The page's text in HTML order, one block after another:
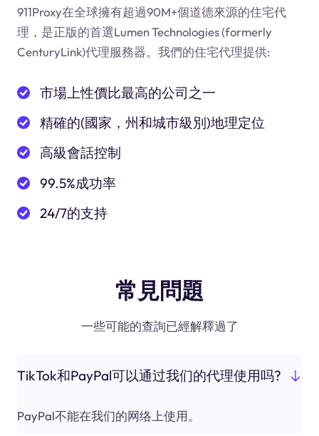
911Proxy在全球擁有超過90M+個道德來源的住宅代
理，是正版的首選Lumen Technologies (formerly
CenturyLink)代理服務器。我們的住宅代理提供:
市場上性價比最高的公司之一
精確的(國家，州和城市級別)地理定位
高級會話控制
99.5%成功率
24/7的支持
常見問題
一些可能的查詢已經解釋過了
TikTok和PayPal可以通过我们的代理使用吗?
PayPal不能在我们的网络上使用。